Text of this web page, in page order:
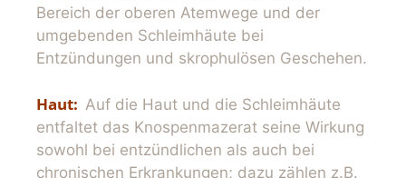
Bereich der oberen Atemwege und der
umgebenden Schleimhäute bei
Entzündungen und skrophulösen Geschehen.
Haut: Auf die Haut und die Schleimhäute
entfaltet das Knospenmazerat seine Wirkung
sowohl bei entzündlichen als auch bei
chronischen Erkrankungen; dazu zählen z.B.